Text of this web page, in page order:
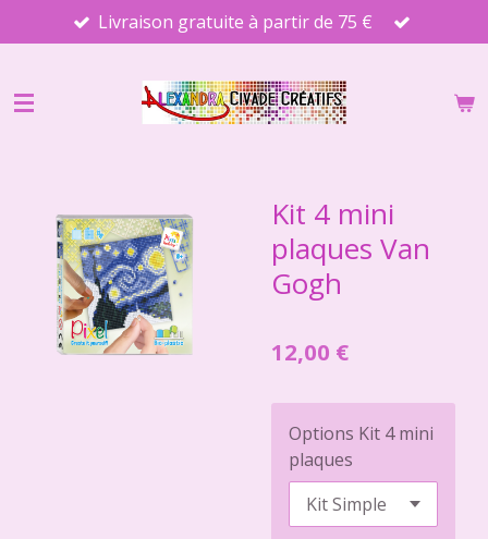
au
principal
Livraison gratuite à partir de 75 €
Kit 4 mini
plaques Van
Gogh
12,00 €
Options Kit 4 mini
plaques